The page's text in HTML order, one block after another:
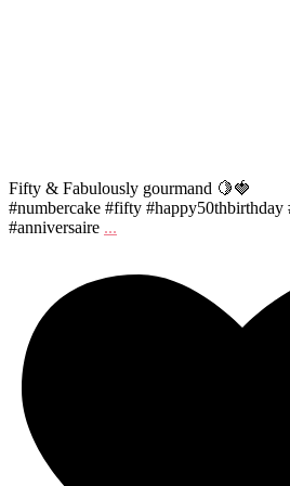
Fifty & Fabulously gourmand 🍋🍓
#numbercake #fifty #happy50thbirthday
#anniversaire ...